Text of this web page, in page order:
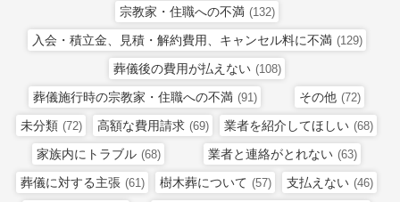
宗教家・住職への不満 (132)
入会・積立金、見積・解約費用、キャンセル料に不満 (129)
葬儀後の費用が払えない (108)
葬儀施行時の宗教家・住職への不満 (91) その他 (72)
未分類 (72) 高額な費用請求 (69) 業者を紹介してほしい (68)
家族内にトラブル (68) 業者と連絡がとれない (63)
葬儀に対する主張 (61) 樹木葬について (57) 支払えない (46)